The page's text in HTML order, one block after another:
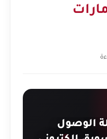
الوصول